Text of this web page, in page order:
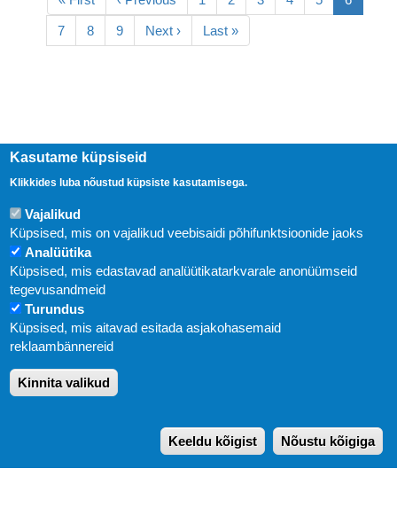
leht
leht
leht
Lehekülg
7 Lehekülg
8 Lehekülg
9
Järgmine
leht
Next ›
Viimane
leht
Last »
Uudised
KIRJASTUS PEGASUS OÜ © 2020
Paldiski mnt. 29 (A korpus VI korrus), Tallinn
E-post:pegasus[at]pegasus.ee
Kasutame küpsiseid
Klikkides luba nõustud küpsiste kasutamisega.
Vajalikud
Küpsised, mis on vajalikud veebisaidi põhifunktsioonide jaoks
Analüütika
Küpsised, mis edastavad analüütikatarkvarale anonüümseid
tegevusandmeid
Turundus
Küpsised, mis aitavad esitada asjakohasemaid
reklaambännereid
Kinnita valikud
Keeldu kõigist Nõustu kõigiga